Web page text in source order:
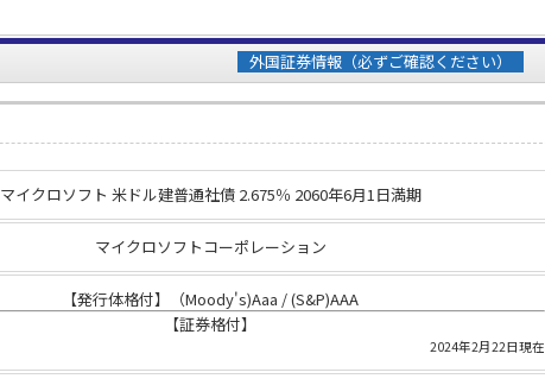
外国証券情報（必ずご確認ください）
マイクロソフト 米ドル建普通社債 2.675％ 2060年6月1日満期
マイクロソフトコーポレーション
【発行体格付】（Moody's)Aaa / (S&P)AAA
【証券格付】
2024年2月22日現在